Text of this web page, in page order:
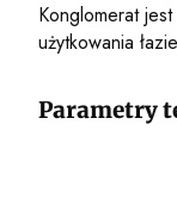
Konglomerat
użytkowania
Parametry